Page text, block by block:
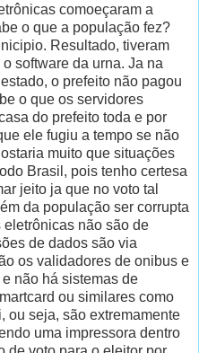
comoeçaram a
o que a população fez?
Resultado, tiveram
software da urna. Ja na
o prefeito não pagou
o que os servidores
do prefeito toda e por
ele fugiu a tempo se não
muito que situações
Brasil, pois tenho certesa
jeito ja que no voto tal
da população ser corrupta
eletrônicas não são de
de dados são via
os validadores de onibus e
não há sistemas de
ou similares como
ou seja, são extremamente
uma impressora dentro